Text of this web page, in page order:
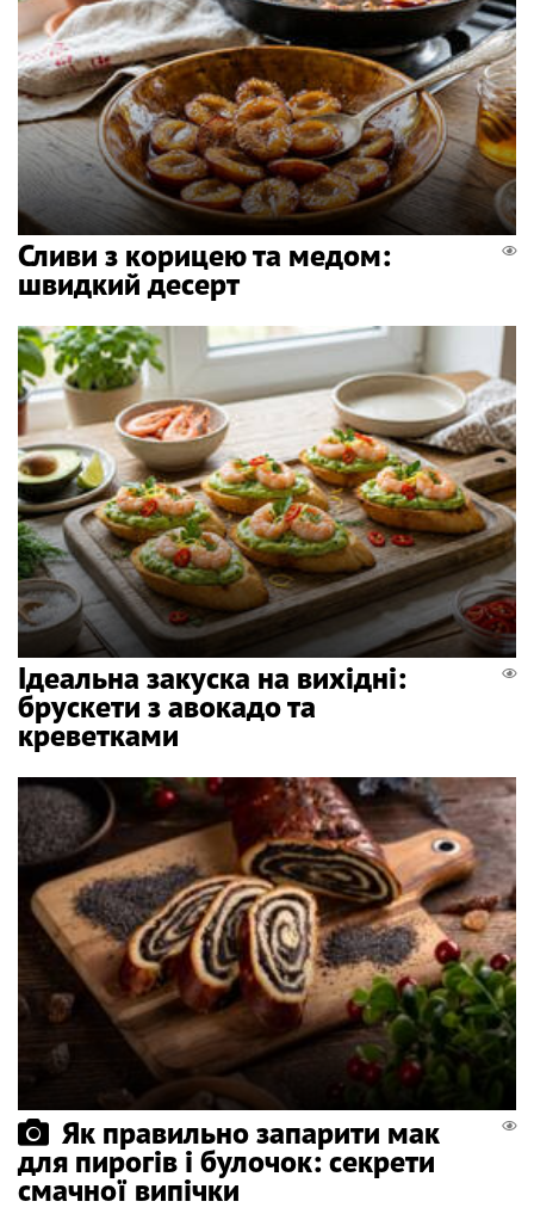
Сливи з корицею та медом:
швидкий десерт
Ідеальна закуска на вихідні:
брускети з авокадо та
креветками
Як правильно запарити мак
для пирогів і булочок: секрети
смачної випічки